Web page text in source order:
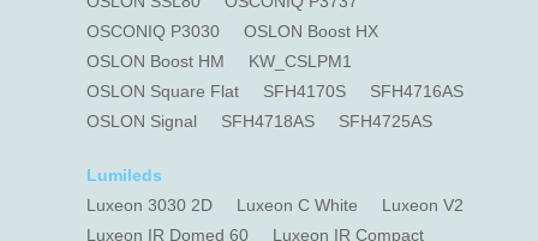
OSCONIQ P3030
OSLON Boost HX
OSLON Boost HM
KW_CSLPM1
OSLON Square Flat
SFH4170S
SFH4716AS
OSLON Signal
SFH4718AS SFH4725AS
Lumileds
Luxeon 3030 2D
Luxeon C White
Luxeon V2
Luxeon IR Domed 60
Luxeon IR Compact